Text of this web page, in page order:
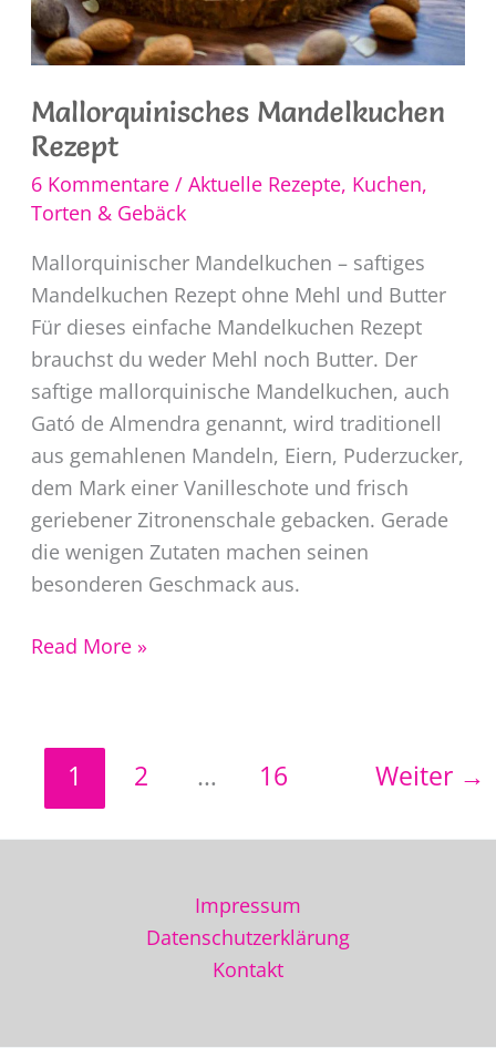
Mallorquinisches Mandelkuchen
Rezept
6 Kommentare / Aktuelle Rezepte, Kuchen,
Torten & Gebäck
Mallorquinischer Mandelkuchen – saftiges
Mandelkuchen Rezept ohne Mehl und Butter
Für dieses einfache Mandelkuchen Rezept
brauchst du weder Mehl noch Butter. Der
saftige mallorquinische Mandelkuchen, auch
Gató de Almendra genannt, wird traditionell
aus gemahlenen Mandeln, Eiern, Puderzucker,
dem Mark einer Vanilleschote und frisch
geriebener Zitronenschale gebacken. Gerade
die wenigen Zutaten machen seinen
besonderen Geschmack aus.
Mallorquinisches
Read More »
1 2 … 16 Weiter →
Impressum
Datenschutzerklärung
Kontakt